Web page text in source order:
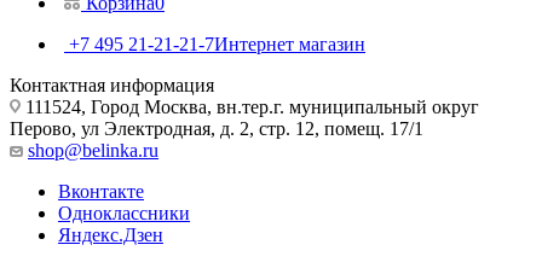
+7 495 21-21-21-7Интернет магазин
Контактная информация
111524, Город Москва, вн.тер.г. муниципальный округ
Перово, ул Электродная, д. 2, стр. 12, помещ. 17/1
shop@belinka.ru
Вконтакте
Одноклассники
Яндекс.Дзен